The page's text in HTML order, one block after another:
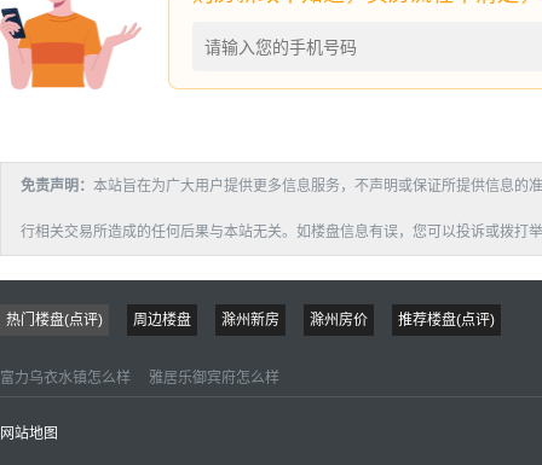
免责声明： 本站旨在为广大用户提供更多信息服务，不声明或保证所提供信息的
行相关交易所造成的任何后果与本站无关。如楼盘信息有误，您可以投诉或拨打
热门楼盘(点评) 周边楼盘 滁州新房 滁州房价 推荐楼盘(点评)
富力乌衣水镇怎么样 雅居乐御宾府怎么样
网站地图